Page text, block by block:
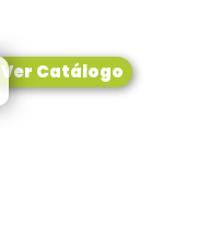
Ver Catálogo